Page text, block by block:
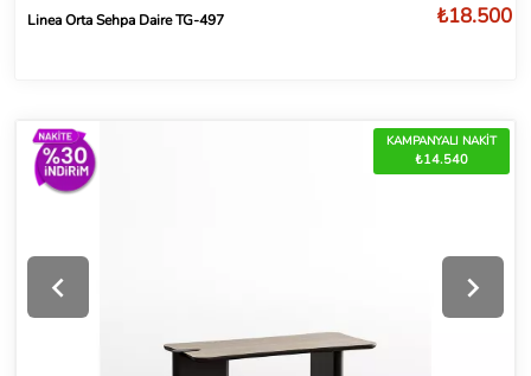
Linea Orta Sehpa Daire TG-497 ₺18.500
KAMPANYALI NAKİT
₺14.540